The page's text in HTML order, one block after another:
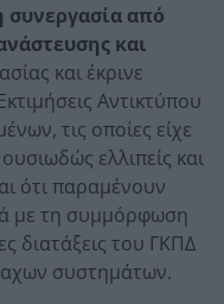
από
και
και έκρινε
Αντικτύπου
τις οποίες είχε
ελλιπείς και
ότι παραμένουν
με τη συμμόρφωση
διατάξεις του ΓΚΠΔ
συστημάτων.